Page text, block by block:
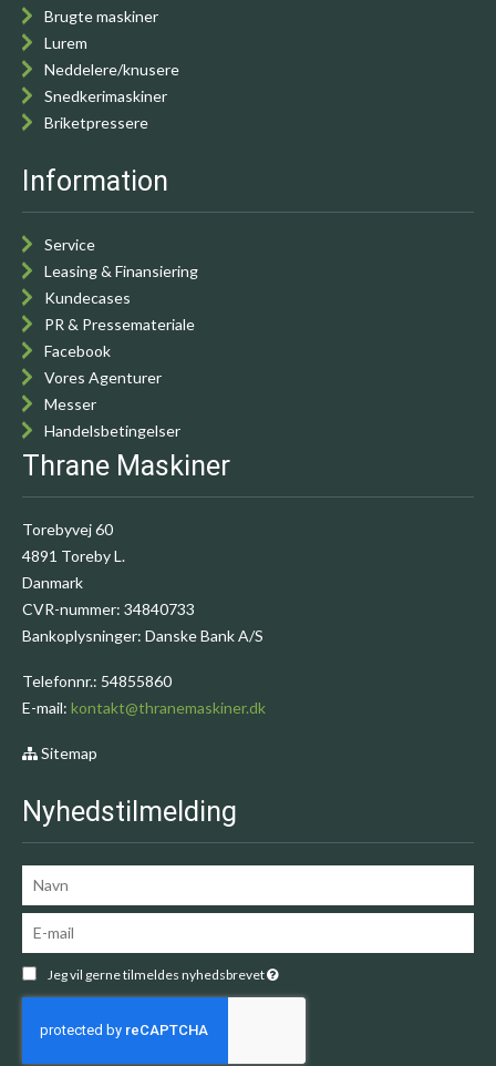
Brugte maskiner
Lurem
Neddelere/knusere
Snedkerimaskiner
Briketpressere
Information
Service
Leasing & Finansiering
Kundecases
PR & Pressemateriale
Facebook
Vores Agenturer
Messer
Handelsbetingelser
Thrane Maskiner
Torebyvej 60
4891 Toreby L.
Danmark
CVR-nummer: 34840733
Bankoplysninger: Danske Bank A/S
Telefonnr.: 54855860
E-mail: kontakt@thranemaskiner.dk
Sitemap
Nyhedstilmelding
Jeg vil gerne tilmeldes nyhedsbrevet